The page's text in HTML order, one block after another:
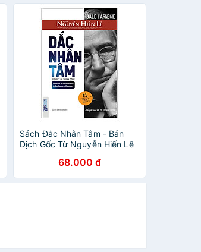
Sách Đắc Nhân Tâm - Bản
Dịch Gốc Từ Nguyễn Hiến Lê
68.000 đ